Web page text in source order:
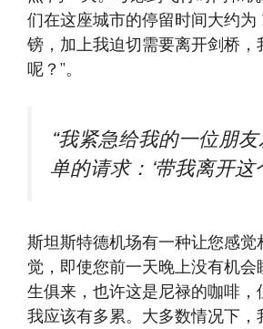
们在这座城市的停留时间大约
镑，加上我迫切需要离开剑桥，
呢？”。
“我紧急给我的一位朋
单的请求：‘带我离开这
斯坦斯特德机场有一种让您感觉
觉，即使您前一天晚上没有机
生俱来，也许这是尼禄的咖啡，
我应该有多累。大多数情况下，